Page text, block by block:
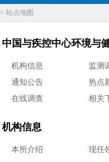
> 站点地图
中国与疾控中心环境与
机构信息
监测
通知公告
热点
在线调查
相关
机构信息
本所介绍 现任